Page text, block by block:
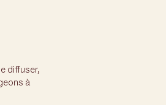
diffuser,
à